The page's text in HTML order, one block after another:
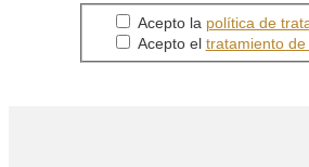
Acepto la política de
Acepto el tratamiento